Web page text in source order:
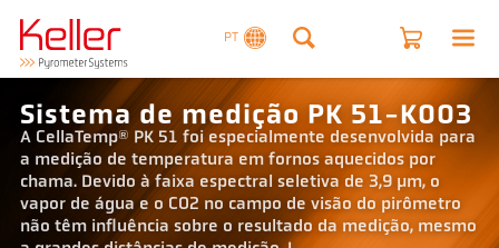
PT
Sistema de medição PK 51-K003
A CellaTemp® PK 51 foi especialmente desenvolvida para
a medição de temperatura em fornos aquecidos por
chama. Devido à faixa espectral seletiva de 3,9 µm, o
vapor de água e o CO2 no campo de visão do pirômetro
não têm influência sobre o resultado da medição, mesmo